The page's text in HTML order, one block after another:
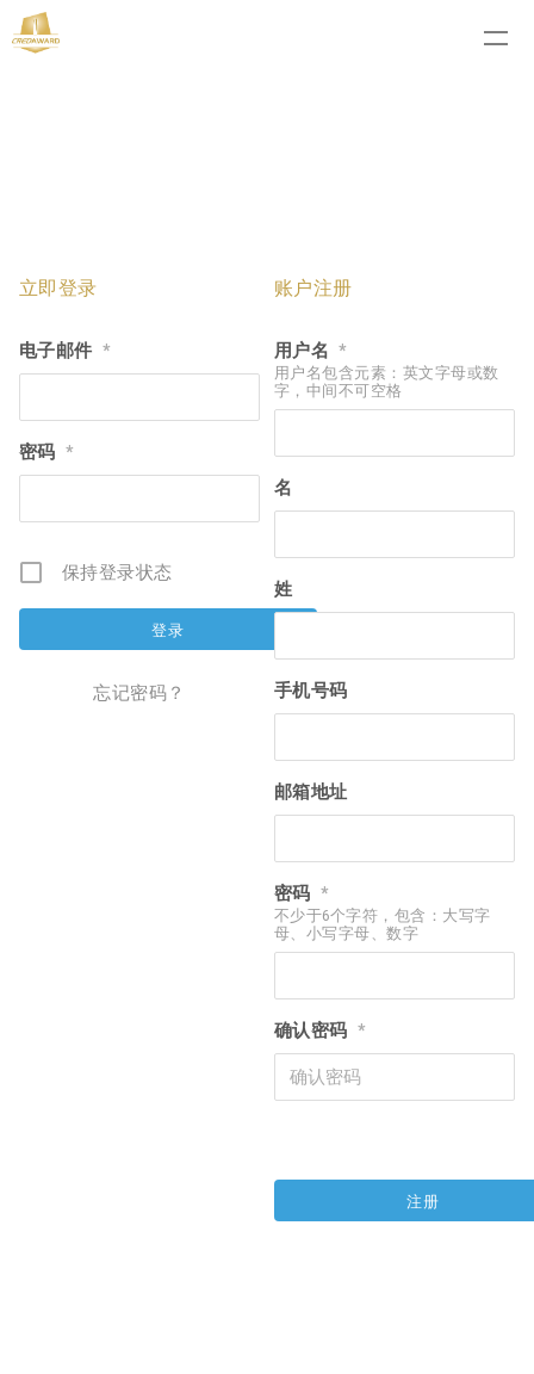
立即登录
电子邮件 *
密码 *
保持登录状态
忘记密码？
账户注册
用户名 *
用户名包含元素：英文字母或数
字，中间不可空格
名
姓
手机号码
邮箱地址
密码 *
不少于6个字符，包含：大写字
母、小写字母、数字
确认密码 *